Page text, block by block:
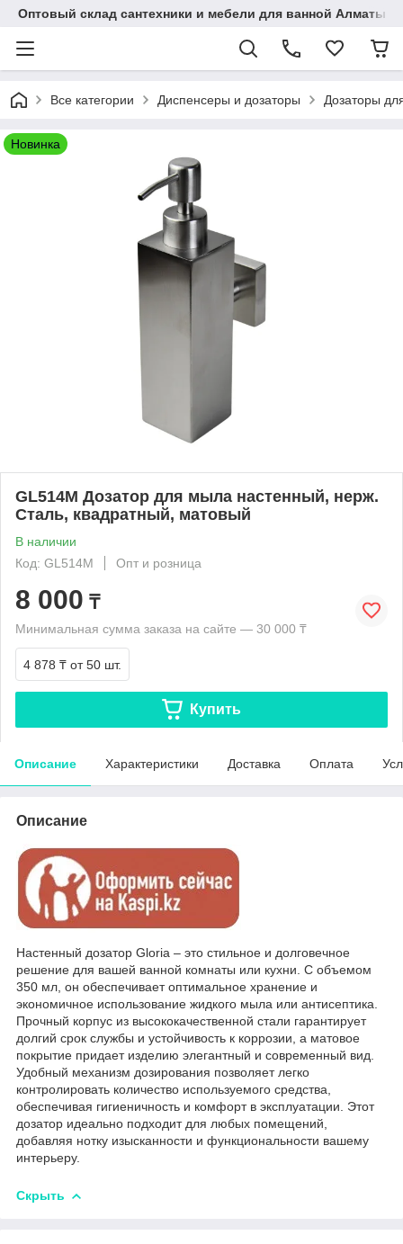
Оптовый склад сантехники и мебели для ванной Алматы •
Все категории Диспенсеры и дозаторы Дозаторы
Новинка
GL514M Дозатор для мыла настенный, нерж.
Сталь, квадратный, матовый
В наличии
Код: GL514M
Опт и розница
8 000 ₸
Минимальная сумма заказа на сайте — 30 000 ₸
4 878 ₸ от 50 шт.
Купить
Описание Характеристики Доставка Оплата
Описание
Настенный дозатор Gloria – это стильное и долговечное
решение для вашей ванной комнаты или кухни. С объемом
350 мл, он обеспечивает оптимальное хранение и
экономичное использование жидкого мыла или антисептика.
Прочный корпус из высококачественной стали гарантирует
долгий срок службы и устойчивость к коррозии, а матовое
покрытие придает изделию элегантный и современный вид.
Удобный механизм дозирования позволяет легко
контролировать количество используемого средства,
обеспечивая гигиеничность и комфорт в эксплуатации. Этот
дозатор идеально подходит для любых помещений,
добавляя нотку изысканности и функциональности вашему
интерьеру.
Скрыть